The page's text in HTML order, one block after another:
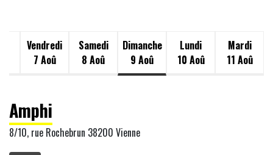
Vendredi
7 Aoû
Samedi
8 Aoû
Dimanche
9 Aoû
Lundi
10 Aoû
Mardi
11 Aoû
Amphi
8/10, rue Rochebrun 38200 Vienne